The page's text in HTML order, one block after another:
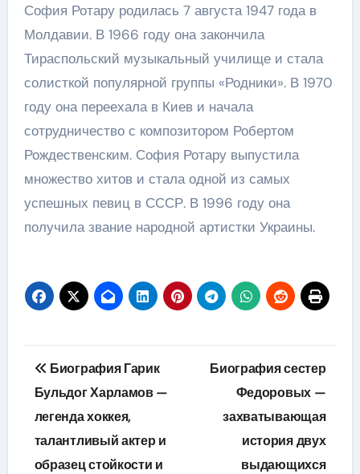
София Ротару родилась 7 августа 1947 года в
Молдавии. В 1966 году она закончила
Тираспольский музыкальный училище и стала
солисткой популярной группы «Родники». В 1970
году она переехала в Киев и начала
сотрудничество с композитором Робертом
Рождественским. София Ротару выпустила
множество хитов и стала одной из самых
успешных певиц в СССР. В 1996 году она
получила звание народной артистки Украины.
Навигация
по
записям
Биография Гарик
Бульдог Харламов —
легенда хоккея,
талантливый актер и
образец стойкости и
Биография сестер
Федоровых —
захватывающая
история двух
выдающихся